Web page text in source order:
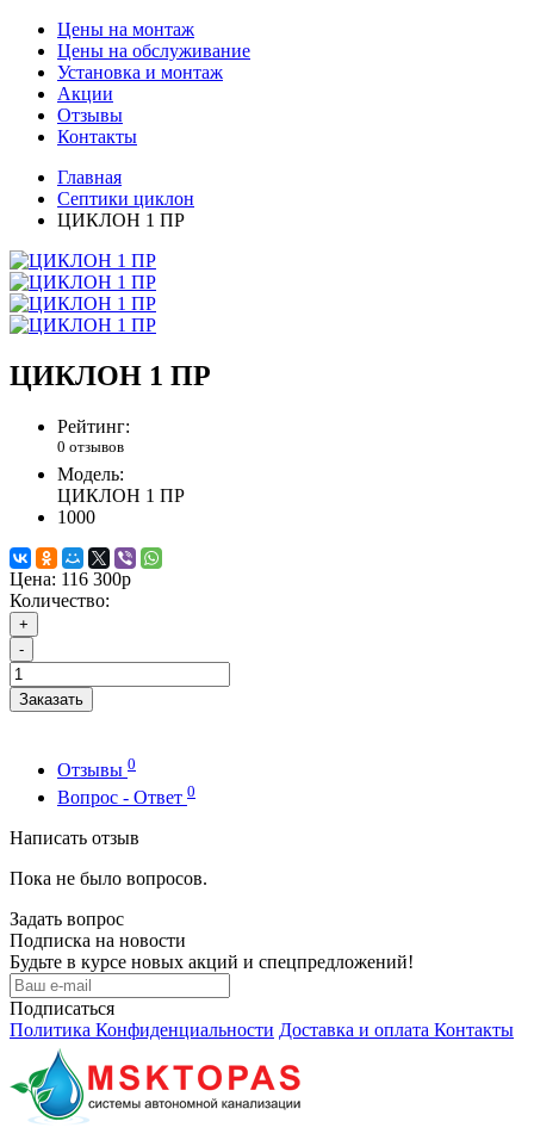
Цены на монтаж
Цены на обслуживание
Установка и монтаж
Акции
Отзывы
Контакты
Главная
Септики циклон
ЦИКЛОН 1 ПР
ЦИКЛОН 1 ПР
Рейтинг:
0 отзывов
Модель:
ЦИКЛОН 1 ПР
1000
Цена: 116 300р
Количество:
+
-
Заказать
Отзывы 0
Вопрос - Ответ 0
Написать отзыв
Пока не было вопросов.
Задать вопрос
Подписка на новости
Будьте в курсе новых акций и спецпредложений!
Подписаться
Политика Конфиденциальности Доставка и оплата Контакты